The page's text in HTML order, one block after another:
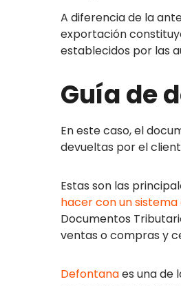
A diferencia de la
exportación
establecidos por las
Guía de
En este caso, el
devueltas por el
Estas son las
hacer con un
Documentos
ventas o compras y
Defontanaes una de